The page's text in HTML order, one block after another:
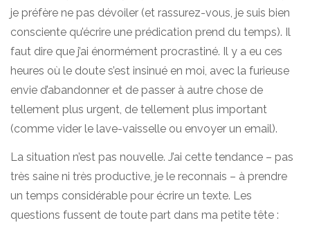
je préfère ne pas dévoiler (et rassurez-vous, je suis bien
consciente qu’écrire une prédication prend du temps). Il
faut dire que j’ai énormément procrastiné. Il y a eu ces
heures où le doute s’est insinué en moi, avec la furieuse
envie d’abandonner et de passer à autre chose de
tellement plus urgent, de tellement plus important
(comme vider le lave-vaisselle ou envoyer un email).
La situation n’est pas nouvelle. J’ai cette tendance – pas
très saine ni très productive, je le reconnais – à prendre
un temps considérable pour écrire un texte. Les
questions fussent de toute part dans ma petite tête :